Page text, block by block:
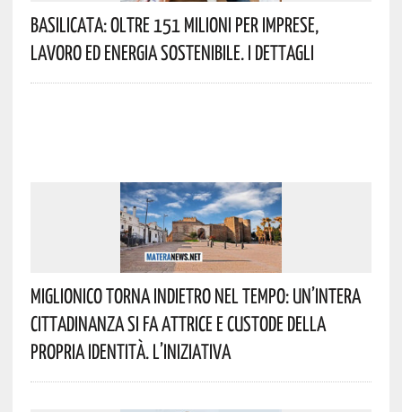
Basilicata: Oltre 151 Milioni Per Imprese,
Lavoro Ed Energia Sostenibile. I Dettagli
Miglionico Torna Indietro Nel Tempo: Un’intera
Cittadinanza Si Fa Attrice E Custode Della
Propria Identità. L’iniziativa